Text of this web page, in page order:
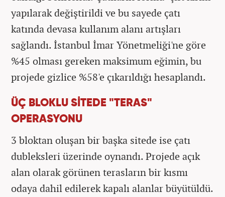
yapılarak değiştirildi ve bu sayede çatı
katında devasa kullanım alanı artışları
sağlandı. İstanbul İmar Yönetmeliği'ne göre
%45 olması gereken maksimum eğimin, bu
projede gizlice %58'e çıkarıldığı hesaplandı.
ÜÇ BLOKLU SİTEDE "TERAS"
OPERASYONU
3 bloktan oluşan bir başka sitede ise çatı
dubleksleri üzerinde oynandı. Projede açık
alan olarak görünen terasların bir kısmı
odaya dahil edilerek kapalı alanlar büyütüldü.